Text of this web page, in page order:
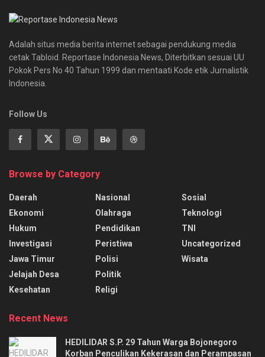
Adalah situs media berita internet sebagai pendukung media
cetak Tabloid. Reportase Indonesia News, Diterbitkan sesuai UU
Pokok Pers No 40 Tahun 1999 dan mentaati Kode etik Jurnalistik
Indonesia.
Follow Us
Browse by Category
Daerah
Ekonomi
Hukum
Investigasi
Jawa Timur
Jelajah Desa
Kesehatan
Nasional
Olahraga
Pendidikan
Peristiwa
Polisi
Politik
Religi
Sosial
Teknologi
TNI
Uncategorized
Wisata
Recent News
HEDILIDAR S.P. 29 Tahun Warga Bojonegoro
Korban Penculikan Kekerasan dan Perampasan